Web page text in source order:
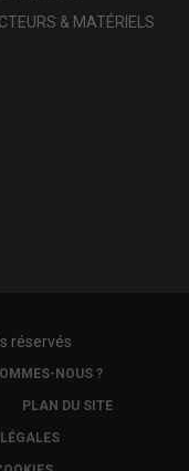
& MATÉRIELS
réservés
NOUS ?
PLAN DU SITE